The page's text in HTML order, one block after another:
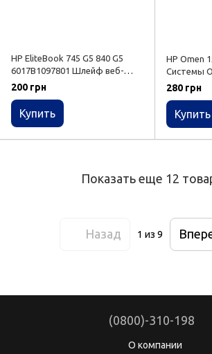
HP EliteBook 745 G5 840 G5
6017B1097801 Шлейф веб-
камеры
200 грн
Купить
HP Omen
Системы
280 грн
Купить
Показать еще 12
Назад 1 из 9
(0800)-310-198
О компании